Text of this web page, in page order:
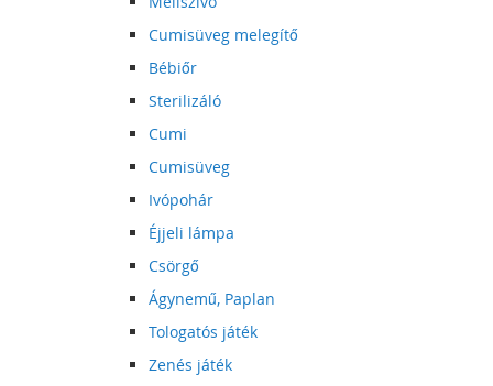
Cumisüveg melegítő
Bébiőr
Sterilizáló
Cumi
Cumisüveg
Ivópohár
Éjjeli lámpa
Csörgő
Ágynemű, Paplan
Tologatós játék
Zenés játék